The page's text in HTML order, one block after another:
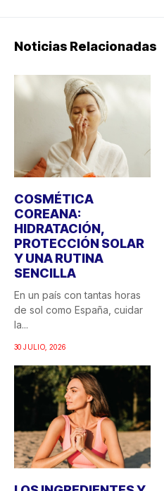
Noticias Relacionadas
COSMÉTICA
COREANA:
HIDRATACIÓN,
PROTECCIÓN SOLAR
Y UNA RUTINA
SENCILLA
En un país con tantas horas
de sol como España, cuidar
la...
30 JULIO, 2026